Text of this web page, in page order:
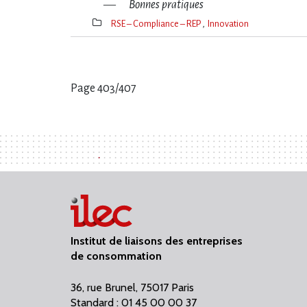
Bonnes pratiques
Thèmes(s)
RSE – Compliance – REP Innovation
Page 403/407
Institut de liaisons des entreprises
de consommation
36, rue Brunel, 75017 Paris
Standard : 01 45 00 00 37